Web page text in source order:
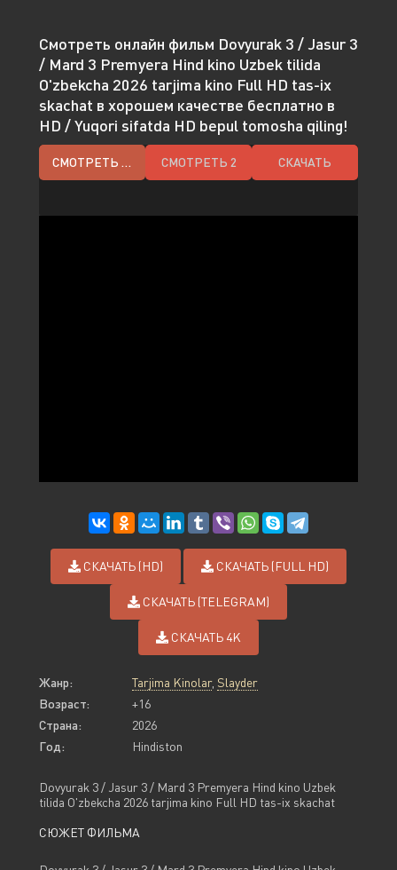
Смотреть онлайн фильм Dovyurak 3 / Jasur 3
/ Mard 3 Premyera Hind kino Uzbek tilida
O'zbekcha 2026 tarjima kino Full HD tas-ix
skachat в хорошем качестве бесплатно в
HD / Yuqori sifatda HD bepul tomosha qiling!
СМОТРЕТЬ HD СМОТРЕТЬ 2 СКАЧАТЬ
СКАЧАТЬ (HD) СКАЧАТЬ (FULL HD)
СКАЧАТЬ (TELEGRAM)
СКАЧАТЬ 4K
Жанр: Tarjima Kinolar, Slayder
Возраст:
+16
Страна:
2026
Год:
Hindiston
Dovyurak 3 / Jasur 3 / Mard 3 Premyera Hind kino Uzbek
tilida O'zbekcha 2026 tarjima kino Full HD tas-ix skachat
СЮЖЕТ ФИЛЬМА